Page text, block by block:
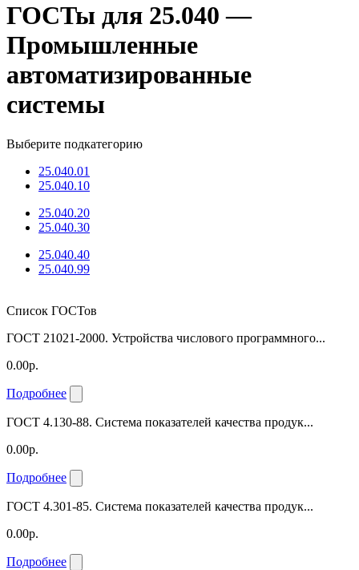
ГОСТы для 25.040 —
Промышленные
автоматизированные
системы
Выберите подкатегорию
25.040.01
25.040.10
25.040.20
25.040.30
25.040.40
25.040.99
Список ГОСТов
ГОСТ 21021-2000. Устройства числового программного...
0.00р.
Подробнее
ГОСТ 4.130-88. Система показателей качества продук...
0.00р.
Подробнее
ГОСТ 4.301-85. Система показателей качества продук...
0.00р.
Подробнее